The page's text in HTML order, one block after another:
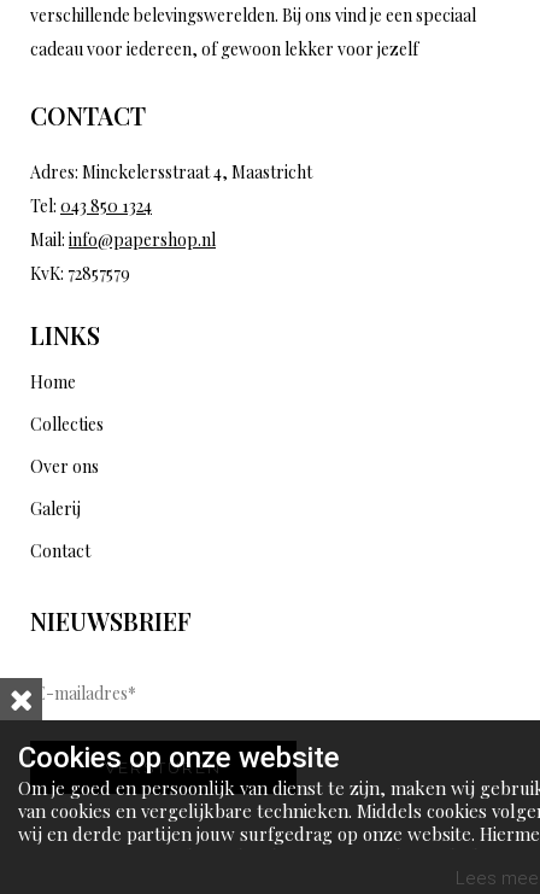
verschillende belevingswerelden. Bij ons vind je een speciaal
cadeau voor iedereen, of gewoon lekker voor jezelf
CONTACT
Adres: Minckelersstraat 4, Maastricht
Tel: 043 850 1324
Mail: info@papershop.nl
KvK: 72857579
LINKS
Home
Collecties
Over ons
Galerij
Contact
NIEUWSBRIEF
E
-
m
a
i
l
VERSTUREN
Cookies op onze website
Om je goed en persoonlijk van dienst te zijn, maken wij
van cookies en vergelijkbare technieken. Middels cookies
wij en derde partijen jouw surfgedrag op onze website.
Lees